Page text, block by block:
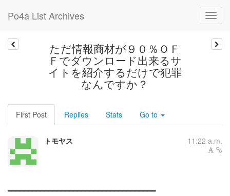
Po4a List Archives
ただ情報商材が９０％ＯＦ
Ｆでダウンロード出来るサ
イトを紹介するだけで犯罪
なんですか？
First Post Replies Stats Go to
トモヤス 11:22 a.m.
━━━━━━━━━━━━━━━━━━━━━━━━━━━━━━━━━━━━